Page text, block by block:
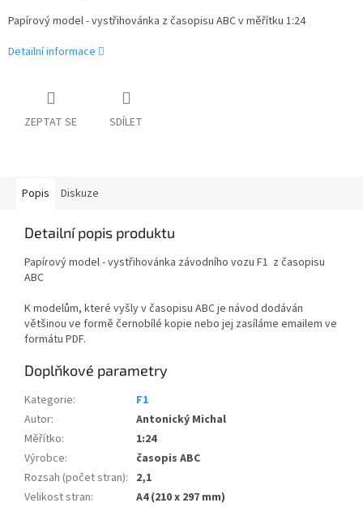
Papírový model - vystřihovánka z časopisu ABC v měřítku 1:24
Detailní informace
ZEPTAT SE SDÍLET
Popis Diskuze
Detailní popis produktu
Papírový model - vystřihovánka závodního vozu F1 z časopisu
ABC
K modelům, které vyšly v časopisu ABC je návod dodáván
většinou ve formě černobílé kopie nebo jej zasíláme emailem ve
formátu PDF.
Doplňkové parametry
Kategorie:
F1
Autor:
Antonický Michal
Měřítko:
1:24
Výrobce:
časopis ABC
Rozsah (počet stran): 2,1
Velikost stran: A4 (210 x 297 mm)